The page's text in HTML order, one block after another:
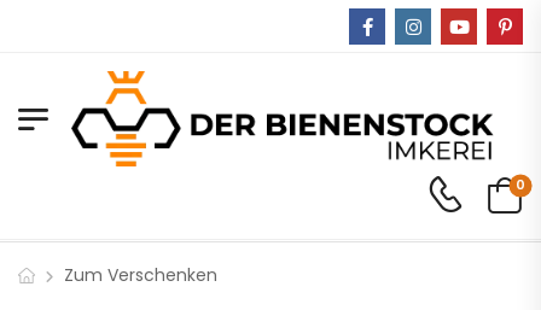
0
Zum Verschenken